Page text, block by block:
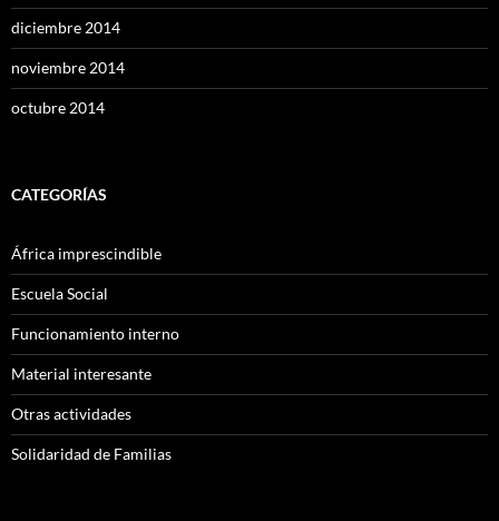
diciembre 2014
noviembre 2014
octubre 2014
CATEGORÍAS
África imprescindible
Escuela Social
Funcionamiento interno
Material interesante
Otras actividades
Solidaridad de Familias